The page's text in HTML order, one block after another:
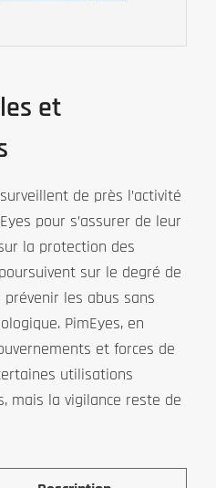
et
de près l’activité
pour s’assurer de leur
la protection des
sur le degré de
les abus sans
PimEyes, en
et forces de
utilisations
mais la vigilance reste de